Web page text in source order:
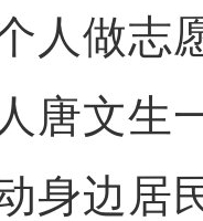
人做志
唐文生
身边居